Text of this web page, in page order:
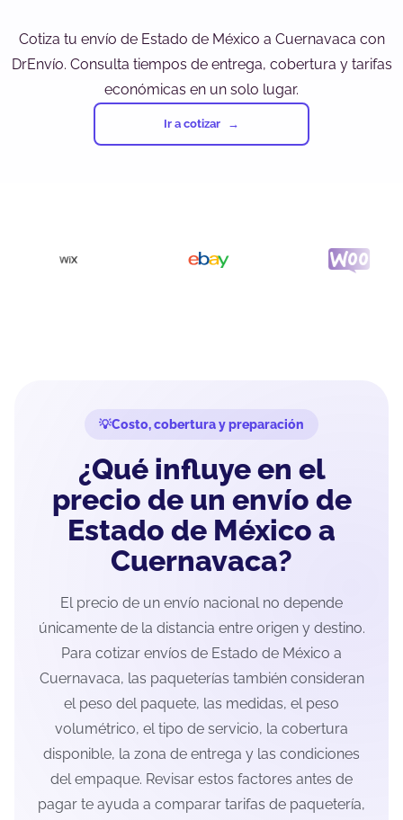
Cotiza tu envío de Estado de México a Cuernavaca con
DrEnvío. Consulta tiempos de entrega, cobertura y tarifas
económicas en un solo lugar.
Ir a cotizar
Costo, cobertura y preparación
¿Qué influye en el
precio de un envío de
Estado de México a
Cuernavaca?
El precio de un envío nacional no depende
únicamente de la distancia entre origen y destino.
Para cotizar envíos de Estado de México a
Cuernavaca, las paqueterías también consideran
el peso del paquete, las medidas, el peso
volumétrico, el tipo de servicio, la cobertura
disponible, la zona de entrega y las condiciones
del empaque. Revisar estos factores antes de
pagar te ayuda a comparar tarifas de paquetería,